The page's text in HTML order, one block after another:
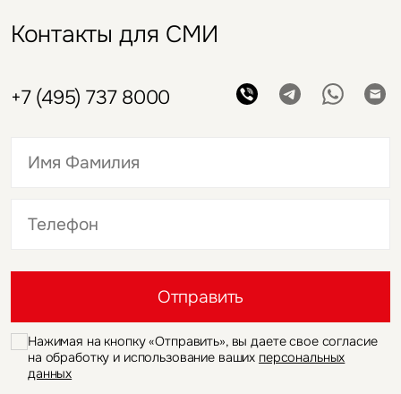
Контакты для СМИ
+7 (495) 737 8000
Отправить
Нажимая на кнопку «Отправить», вы даете свое согласие
на обработку и использование ваших персональных
данных